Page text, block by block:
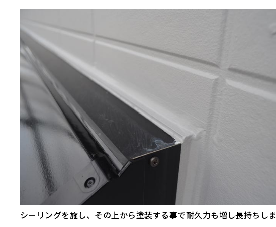
シーリングを施し、その上から塗装する事で耐久力も増し長持ちしま